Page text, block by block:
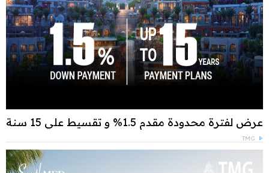
عرض لفترة محدودة مقدم 1.5% و تقسيط علي 15 سنة
TMG